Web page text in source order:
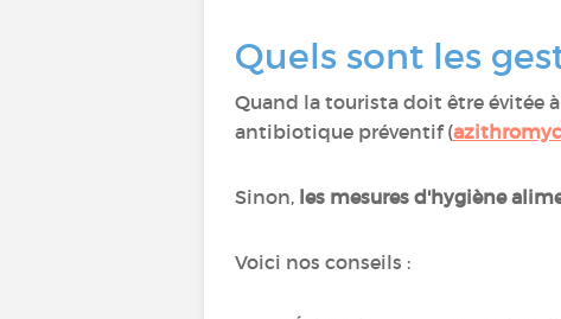
Quels sont les
Quand la tourista doit être évitée
antibiotique préventif (
Sinon, les mesures d'hygiène
Voici nos conseils :